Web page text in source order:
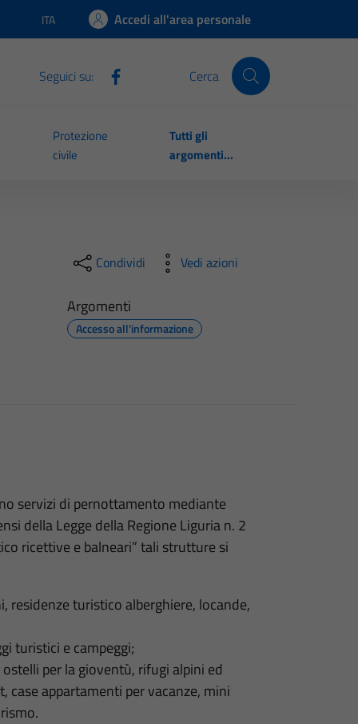
Lingua attiva:
ITA Accedi all'area personale
Seguici su: Cerca
Protezione
civile
Tutti gli
argomenti...
Condividi Vedi azioni
Argomenti
Accesso all'informazione
servizi di pernottamento mediante
della Legge della Regione Liguria n. 2
ricettive e balneari” tali strutture si
residenze turistico alberghiere, locande,
turistici e campeggi;
per la gioventù, rifugi alpini ed
appartamenti per vacanze, mini